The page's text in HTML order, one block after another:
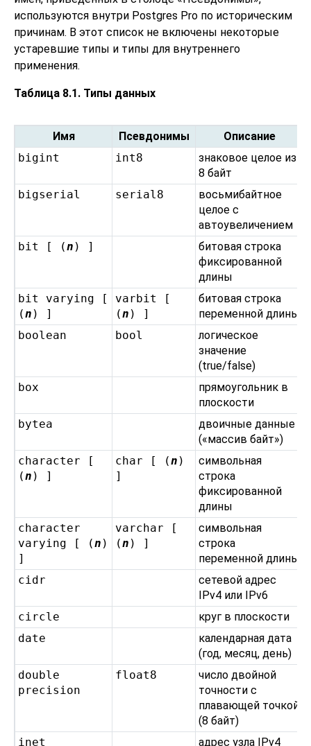
используются внутри Postgres Pro по историческим
причинам. В этот список не включены некоторые
устаревшие типы и типы для внутреннего
применения.
Таблица 8.1. Типы данных
Имя Псевдонимы
Описание
bigint
int8
знаковое целое из
8 байт
bigserial
serial8
восьмибайтное
целое с
автоувеличением
bit [ (n ) ]
битовая строка
фиксированной
длины
bit varying [
(n ) ]
varbit [
(n ) ]
битовая строка
переменной длины
boolean
bool
логическое
значение
(true/false)
box
прямоугольник в
плоскости
bytea
двоичные данные
(«массив байт»)
character [
(n ) ]
char [ (n )
]
символьная
строка
фиксированной
длины
character
varying [ (n )
]
varchar [
(n ) ]
символьная
строка
переменной длины
cidr
сетевой адрес
IPv4 или IPv6
circle
круг в плоскости
date
календарная дата
(год, месяц, день)
double
precision
float8
число двойной
точности с
плавающей точкой
(8 байт)
inet
адрес узла IPv4